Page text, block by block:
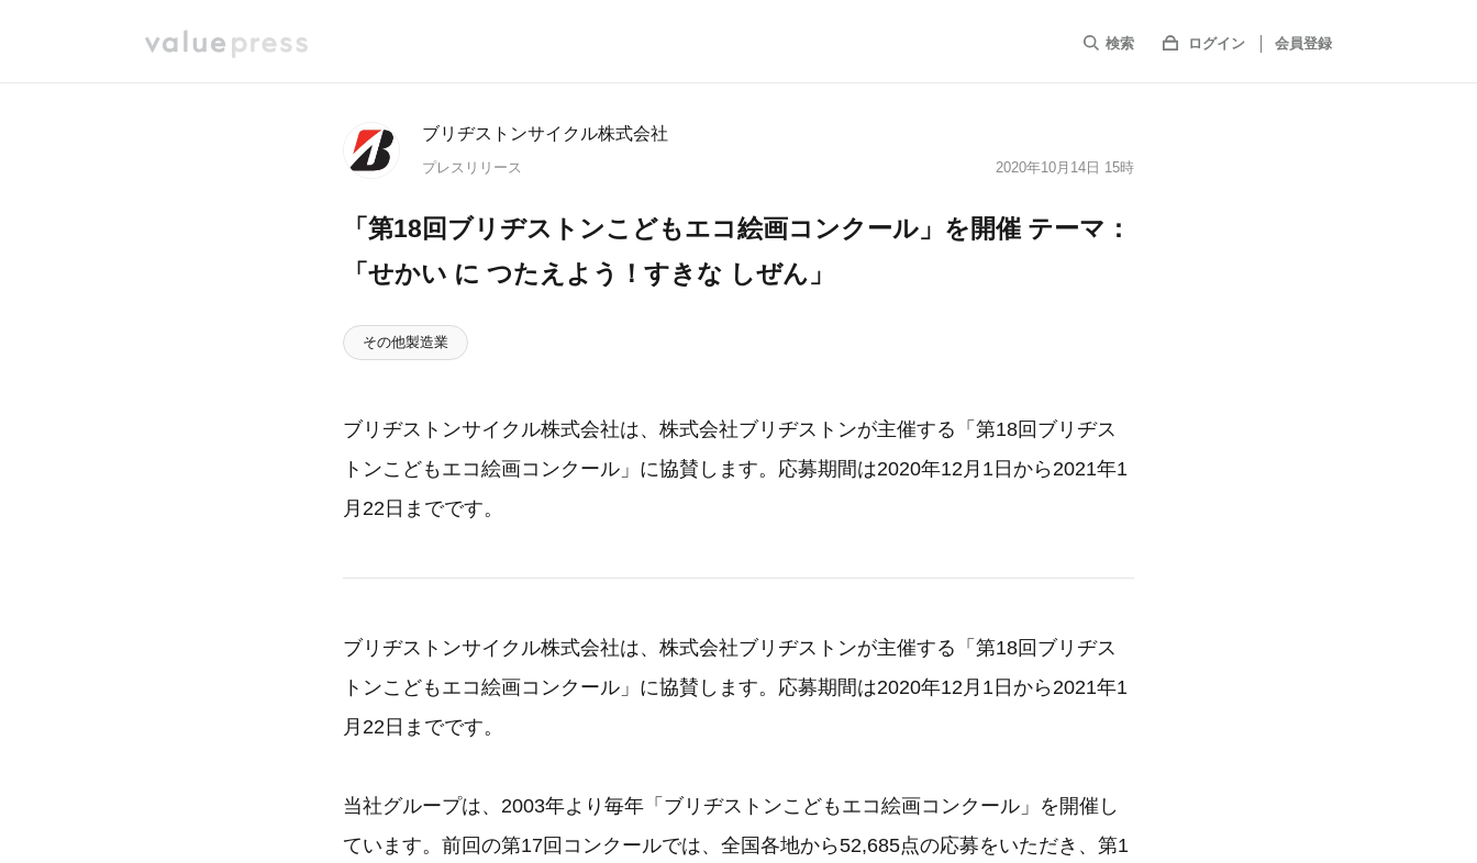
検索 ログイン 会員登録
ブリヂストンサイクル株式会社
プレスリリース 2020年10月14日 15時
「第18回ブリヂストンこどもエコ絵画コンクール」を開催 テーマ：
「せかい に つたえよう！すきな しぜん」
その他製造業
ブリヂストンサイクル株式会社は、株式会社ブリヂストンが主催する「第18回ブリヂス
トンこどもエコ絵画コンクール」に協賛します。応募期間は2020年12月1日から2021年1
月22日までです。
ブリヂストンサイクル株式会社は、株式会社ブリヂストンが主催する「第18回ブリヂス
トンこどもエコ絵画コンクール」に協賛します。応募期間は2020年12月1日から2021年1
月22日までです。
当社グループは、2003年より毎年「ブリヂストンこどもエコ絵画コンクール」を開催し
ています。前回の第17回コンクールでは、全国各地から52,685点の応募をいただき、第1